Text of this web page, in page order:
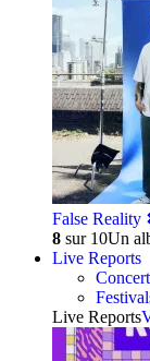
False Reality
8 sur 10Un
Live Reports
Live Reports